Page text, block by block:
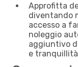
Approfitta
diventando
accesso a
noleggio
aggiuntivo
e